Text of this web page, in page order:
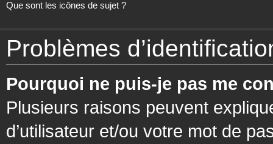
Que sont les icônes de sujet ?
Problèmes
Pourquoi ne puis-je pas me
Plusieurs raisons peuvent
d’utilisateur et/ou votre mot de